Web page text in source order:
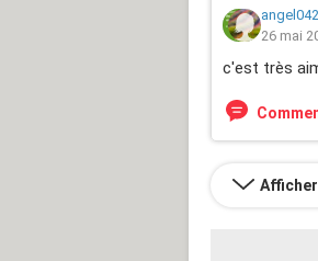
26 mai
c'est très